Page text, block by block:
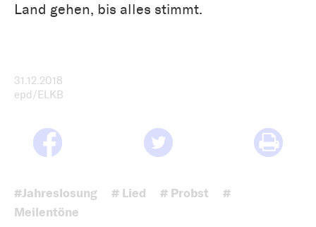
Land gehen, bis alles stimmt.
31.12.2018
epd/ELKB
#Jahreslosung # Lied # Probst
#
Meilentöne